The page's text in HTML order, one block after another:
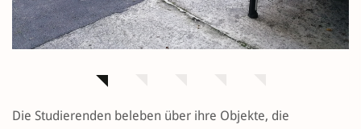
Die Studierenden beleben über ihre Objekte, die